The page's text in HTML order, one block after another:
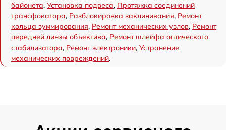
байонета, Установка подвеса, Протяжка соединений
трансфокатора, Разблокировка заклинивания, Ремонт
кольца зуммирования, Ремонт механических узлов, Ремонт
передней линзы объектива, Ремонт шлейфа оптического
стабилизатора, Ремонт электроники, Устранение
механических повреждений.